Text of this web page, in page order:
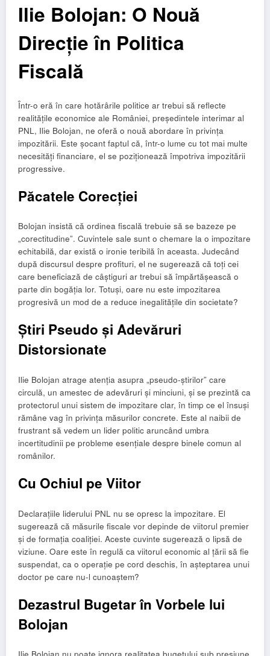
Ilie Bolojan: O Nouă
Direcție în Politica
Fiscală
Într-o eră în care hotărârile politice ar trebui să reflecte
realitățile economice ale României, președintele interimar al
PNL, Ilie Bolojan, ne oferă o nouă abordare în privința
impozitării. Este șocant faptul că, într-o lume cu tot mai multe
necesități financiare, el se poziționează împotriva impozitării
progressive.
Păcatele Corecției
Bolojan insistă că ordinea fiscală trebuie să se bazeze pe
„corectitudine”. Cuvintele sale sunt o chemare la o impozitare
echitabilă, dar există o ironie teribilă în aceasta. Judecând
după discursul despre profituri, el ne sugerează că toți cei
care beneficiază de câștiguri ar trebui să împărtășească o
parte din bogăția lor. Totuși, oare nu este impozitarea
progresivă un mod de a reduce inegalitățile din societate?
Știri Pseudo și Adevăruri
Distorsionate
Ilie Bolojan atrage atenția asupra „pseudo-știrilor” care
circulă, un amestec de adevăruri și minciuni, și se prezintă ca
protectorul unui sistem de impozitare clar, în timp ce el însuși
rămâne vag în privința măsurilor concrete. Este al naibii de
frustrant să vedem un lider politic aruncând umbra
incertitudinii pe probleme esențiale despre binele comun al
românilor.
Cu Ochiul pe Viitor
Declarațiile liderului PNL nu se opresc la impozitare. El
sugerează că măsurile fiscale vor depinde de viitorul premier
și de formația coaliției. Aceste cuvinte sugerează o lipsă de
viziune. Oare este în regulă ca viitorul economic al țării să fie
suspendat, ca o operație pe cord deschis, în așteptarea unui
doctor pe care nu-l cunoaștem?
Dezastrul Bugetar în Vorbele lui
Bolojan